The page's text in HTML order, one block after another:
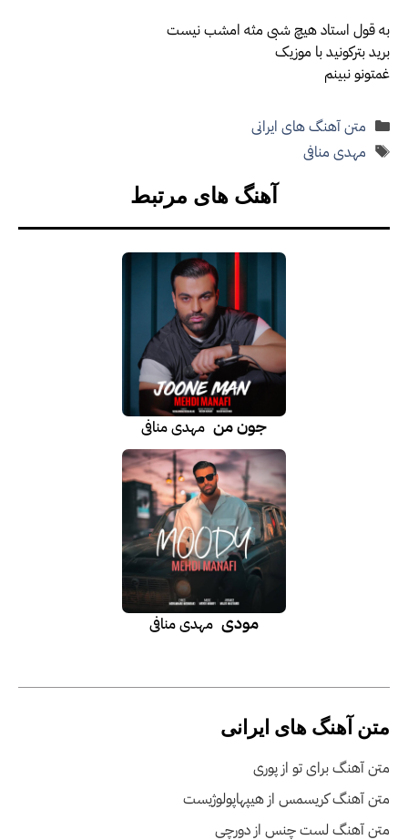
به قول استاد هیچ شبی مثه امشب نیست
برید بترکونید با موزیک
غمتونو نبینم
دسته‌ها
متن آهنگ های ایرانی
برچسب‌ها
مهدی منافی
آهنگ های مرتبط
جون من مهدی منافی
مودی مهدی منافی
متن آهنگ های ایرانی
متن آهنگ برای تو از پوری
متن آهنگ کریسمس از هیپهاپولوژیست
متن آهنگ لست چنس از دورچی